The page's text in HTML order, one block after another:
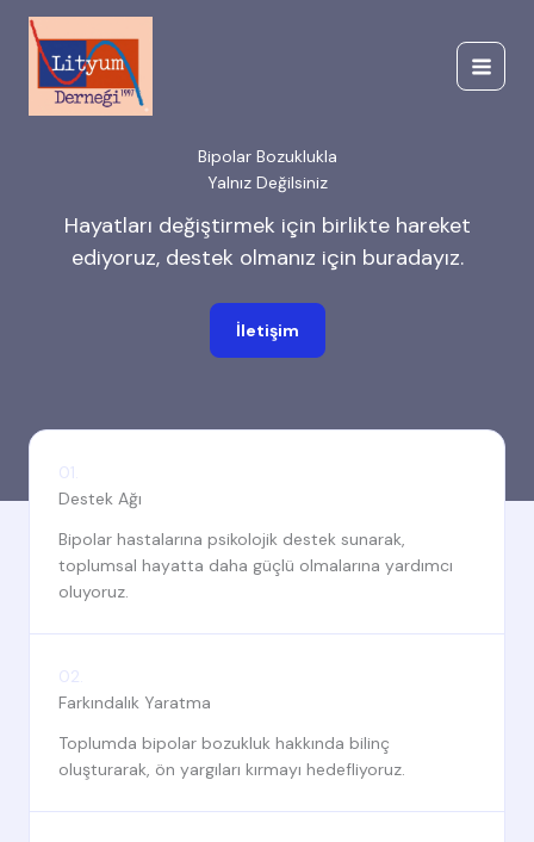
İçeriğe
Bipolar Bozuklukla
Yalnız Değilsiniz
Hayatları değiştirmek için birlikte hareket
ediyoruz, destek olmanız için buradayız.
İletişim
01.
Destek Ağı
Bipolar hastalarına psikolojik destek sunarak,
toplumsal hayatta daha güçlü olmalarına yardımcı
oluyoruz.
02.
Farkındalık Yaratma
Toplumda bipolar bozukluk hakkında bilinç
oluşturarak, ön yargıları kırmayı hedefliyoruz.